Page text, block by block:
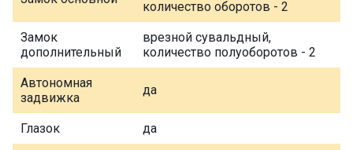
количество оборотов - 2
Замок
дополнительный
врезной сувальдный,
количество полуоборотов - 2
Автономная
задвижка
да
Глазок да